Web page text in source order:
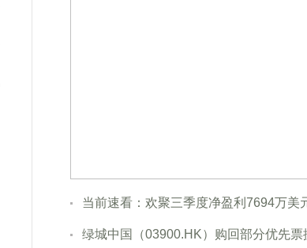
当前速看：欢聚三季度净盈利7694万美
绿城中国（03900.HK）购回部分优先票